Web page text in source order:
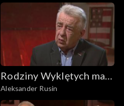
Rodziny Wyklętych mają
głos
Aleksander Rusin